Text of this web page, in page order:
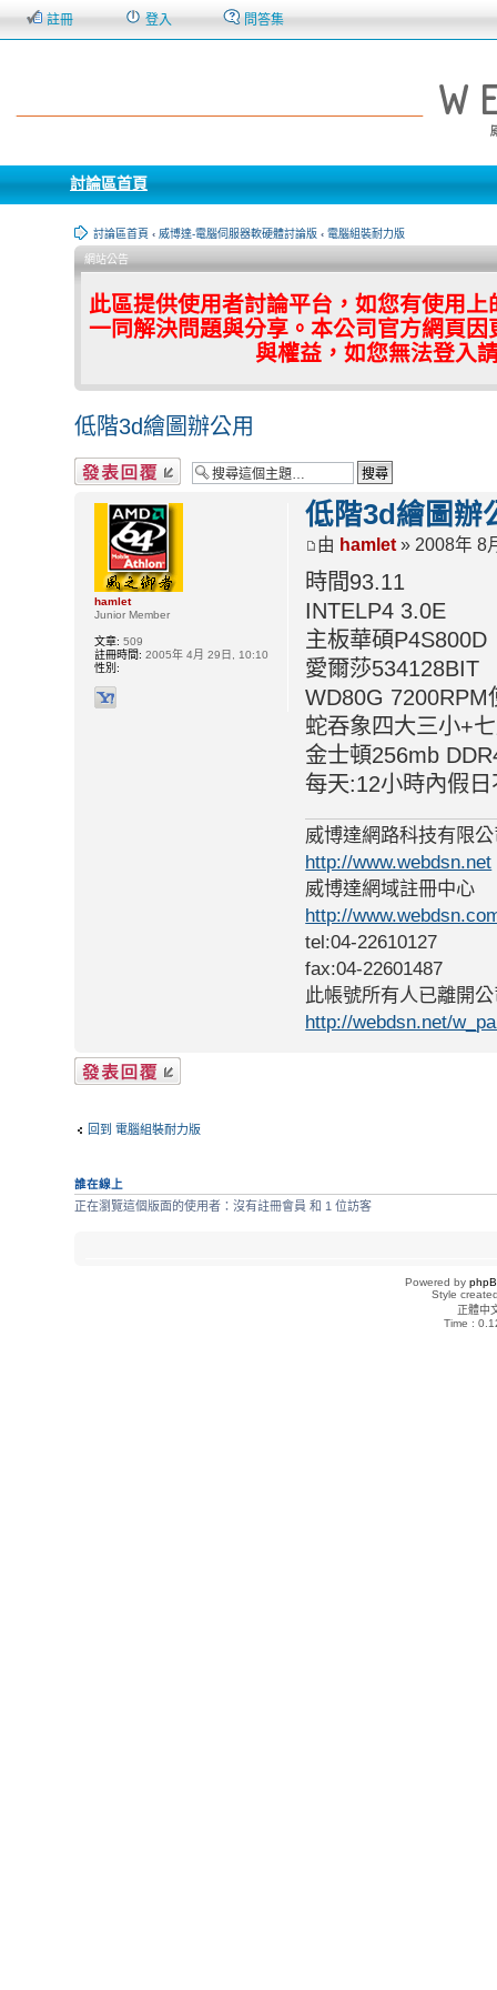
註冊 登入 問答集
討論區首頁
討論區首頁 ‹ 威博達-電腦伺服器軟硬體討論版 ‹ 電腦組裝耐力版
網站公告
此區提供使用者討論平台，如您有使用
一同解決問題與分享。本公司官方網頁
與權益，如您無法登入
低階3d繪圖辦公用
發表回覆
低階3d繪圖辦
由 hamlet » 2008年 8
時間93.11
INTELP4 3.0E
主板華碩P4S800D
愛爾莎534128BIT
WD80G 7200RPM
蛇吞象四大三小+
金士頓256mb
每天:12小時內假
威博達網路科技有限
http://www.webdsn.net
威博達網域註冊中心
http://
tel:04-22610127
fax:04-22601487
此帳號所有人已離開
http://webdsn.net/
hamlet
Junior Member
文章: 509
註冊時間: 2005年 4月 29日, 10:10
性別:
發表回覆
回到 電腦組裝耐力版
誰在線上
正在瀏覽這個版面的使用者：沒有註冊會員 和 1 位訪客
Powered by
Style
正體中
Time :